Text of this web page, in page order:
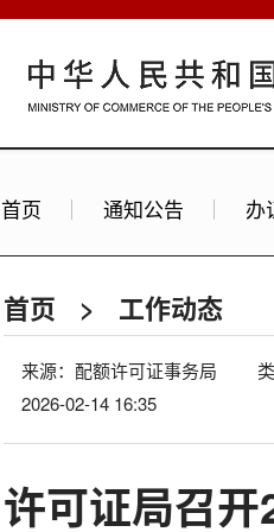
首页 通知公告 办
首页 > 工作动态
来源：配额许可证事务局
2026-02-14 16:35
许可证局召